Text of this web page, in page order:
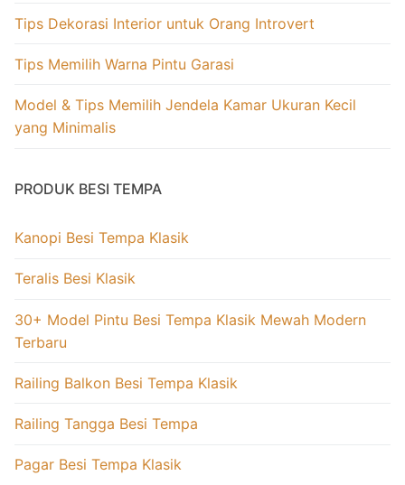
Tips Dekorasi Interior untuk Orang Introvert
Tips Memilih Warna Pintu Garasi
Model & Tips Memilih Jendela Kamar Ukuran Kecil
yang Minimalis
PRODUK BESI TEMPA
Kanopi Besi Tempa Klasik
Teralis Besi Klasik
30+ Model Pintu Besi Tempa Klasik Mewah Modern
Terbaru
Railing Balkon Besi Tempa Klasik
Railing Tangga Besi Tempa
Pagar Besi Tempa Klasik